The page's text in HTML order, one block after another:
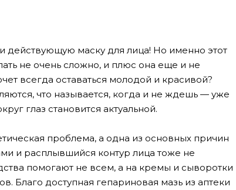
действующую маску для лица! Но именно этот
не очень сложно, и плюс она еще и не
всегда оставаться молодой и красивой?
что называется, когда и не ждешь — уже
глаз становится актуальной.
проблема, а одна из основных причин
и расплывшийся контур лица тоже не
помогают не всем, а на кремы и сыворотки
Благо доступная гепариновая мазь из аптеки